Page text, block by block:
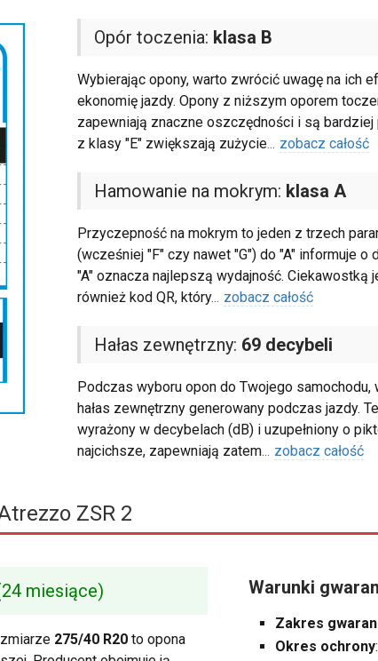
Opór toczenia: klasa B
Wybierając opony, warto zwrócić uwagę na ich
ekonomię jazdy. Opony z niższym oporem
zapewniają znaczne oszczędności i są
z klasy "E" zwiększają zużycie... zobacz całość
Hamowanie na mokrym: klasa A
Przyczepność na mokrym to jeden z trzech
(wcześniej "F" czy nawet "G") do "A" informuje
"A" oznacza najlepszą wydajność.
również kod QR, który... zobacz całość
Hałas zewnętrzny: 69 decybeli
Podczas wyboru opon do Twojego
hałas zewnętrzny generowany podczas jazdy.
wyrażony w decybelach (dB) i uzupełniony o
najcichsze, zapewniają zatem... zobacz całość
ZSR 2
miesiące)
275/40 R20 to opona
Warunki
Zakres
Okres ochrony